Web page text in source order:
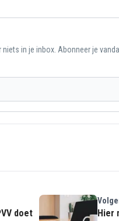
niets in je inbox. Abonneer je
doet
Hier